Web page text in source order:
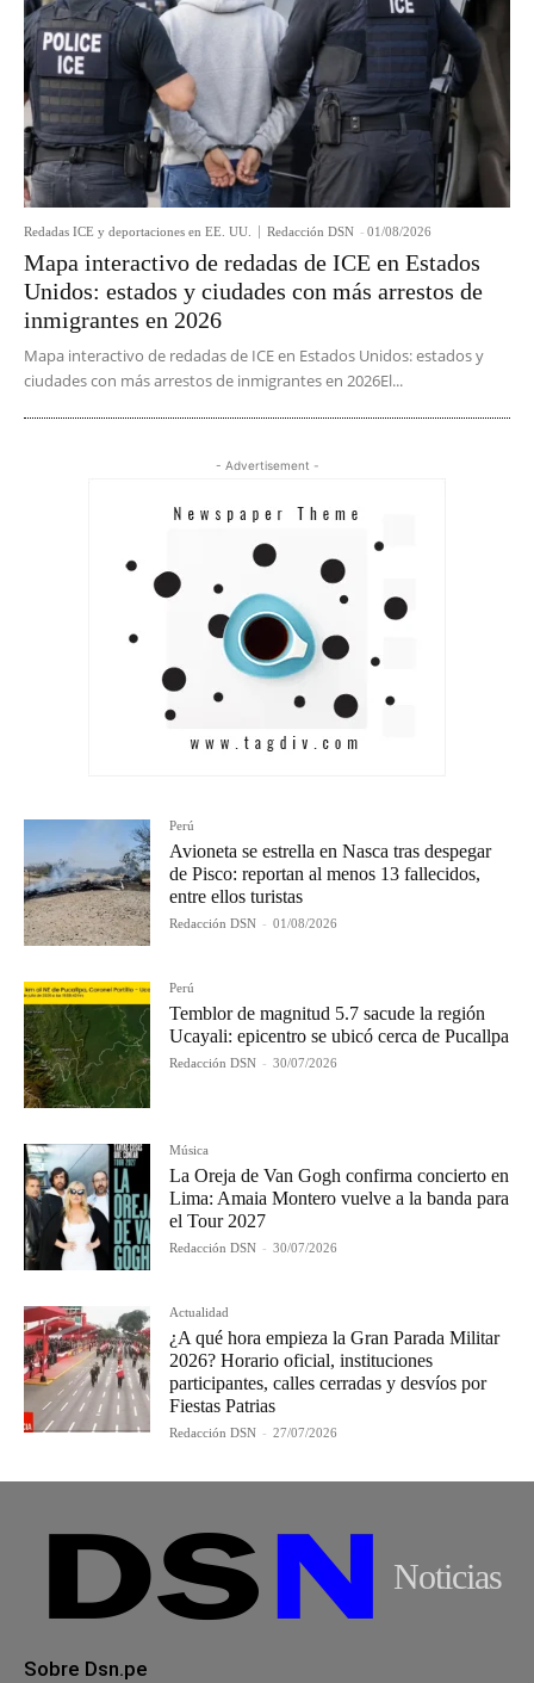
Redadas ICE y deportaciones en EE. UU. Redacción DSN - 01/08/2026
Mapa interactivo de redadas de ICE en Estados
Unidos: estados y ciudades con más arrestos de
inmigrantes en 2026
Mapa interactivo de redadas de ICE en Estados Unidos: estados y
ciudades con más arrestos de inmigrantes en 2026El...
- Advertisement -
Perú
Avioneta se estrella en Nasca tras despegar
de Pisco: reportan al menos 13 fallecidos,
entre ellos turistas
Redacción DSN - 01/08/2026
Perú
Temblor de magnitud 5.7 sacude la región
Ucayali: epicentro se ubicó cerca de Pucallpa
Redacción DSN - 30/07/2026
Música
La Oreja de Van Gogh confirma concierto en
Lima: Amaia Montero vuelve a la banda para
el Tour 2027
Redacción DSN - 30/07/2026
Actualidad
¿A qué hora empieza la Gran Parada Militar
2026? Horario oficial, instituciones
participantes, calles cerradas y desvíos por
Fiestas Patrias
Redacción DSN - 27/07/2026
Noticias
Sobre Dsn.pe